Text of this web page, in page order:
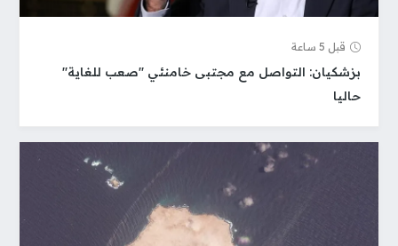
قبل 5 ساعة
بزشكيان: التواصل مع مجتبى خامنئي "صعب للغاية"
حاليا